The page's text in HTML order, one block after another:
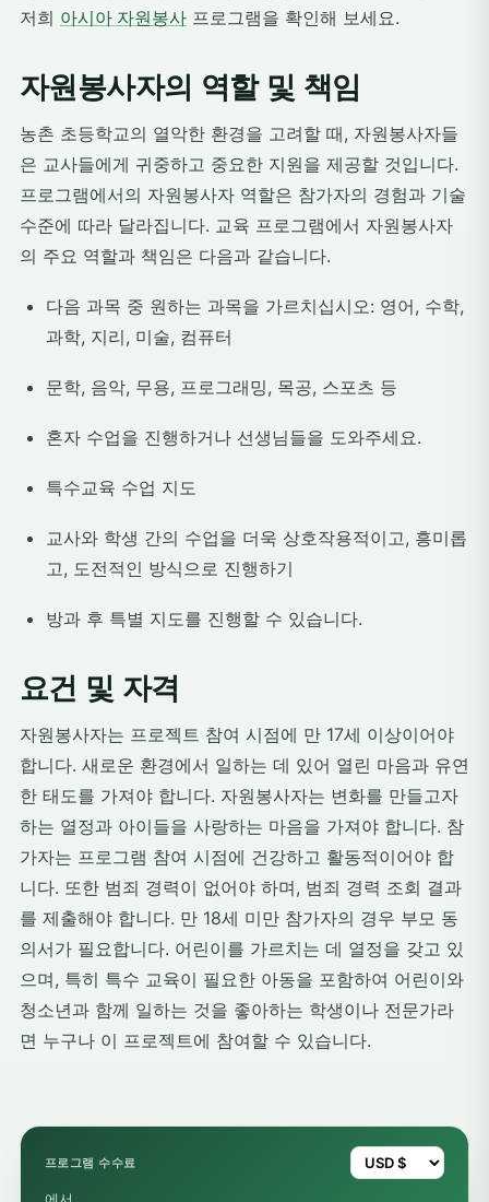
저희 아시아 자원봉사 프로그램을 확인해 보세요.
자원봉사자의 역할 및 책임
농촌 초등학교의 열악한 환경을 고려할 때, 자원봉사자들
은 교사들에게 귀중하고 중요한 지원을 제공할 것입니다.
프로그램에서의 자원봉사자 역할은 참가자의 경험과 기술
수준에 따라 달라집니다. 교육 프로그램에서 자원봉사자
의 주요 역할과 책임은 다음과 같습니다.
다음 과목 중 원하는 과목을 가르치십시오: 영어, 수학,
과학, 지리, 미술, 컴퓨터
문학, 음악, 무용, 프로그래밍, 목공, 스포츠 등
혼자 수업을 진행하거나 선생님들을 도와주세요.
특수교육 수업 지도
교사와 학생 간의 수업을 더욱 상호작용적이고, 흥미롭
고, 도전적인 방식으로 진행하기
방과 후 특별 지도를 진행할 수 있습니다.
요건 및 자격
자원봉사자는 프로젝트 참여 시점에 만 17세 이상이어야
합니다. 새로운 환경에서 일하는 데 있어 열린 마음과 유연
한 태도를 가져야 합니다. 자원봉사자는 변화를 만들고자
하는 열정과 아이들을 사랑하는 마음을 가져야 합니다. 참
가자는 프로그램 참여 시점에 건강하고 활동적이어야 합
니다. 또한 범죄 경력이 없어야 하며, 범죄 경력 조회 결과
를 제출해야 합니다. 만 18세 미만 참가자의 경우 부모 동
의서가 필요합니다. 어린이를 가르치는 데 열정을 갖고 있
으며, 특히 특수 교육이 필요한 아동을 포함하여 어린이와
청소년과 함께 일하는 것을 좋아하는 학생이나 전문가라
면 누구나 이 프로젝트에 참여할 수 있습니다.
프로그램 수수료